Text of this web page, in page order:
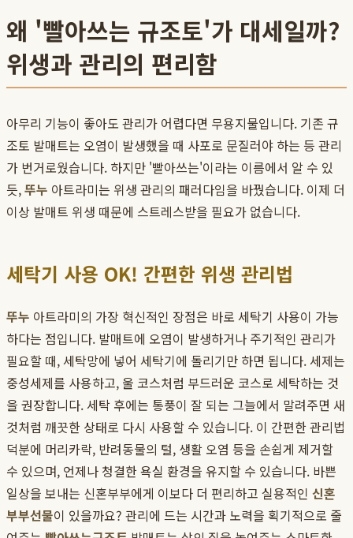
왜 '빨아쓰는 규조토'가 대세일까?
위생과 관리의 편리함
아무리 기능이 좋아도 관리가 어렵다면 무용지물입니다. 기존 규
조토 발매트는 오염이 발생했을 때 사포로 문질러야 하는 등 관리
가 번거로웠습니다. 하지만 '빨아쓰는'이라는 이름에서 알 수 있
듯,뚜누 아트라미는 위생 관리의 패러다임을 바꿨습니다. 이제 더
이상 발매트 위생 때문에 스트레스받을 필요가 없습니다.
세탁기 사용 OK! 간편한 위생 관리법
뚜누 아트라미의 가장 혁신적인 장점은 바로 세탁기 사용이 가능
하다는 점입니다. 발매트에 오염이 발생하거나 주기적인 관리가
필요할 때, 세탁망에 넣어 세탁기에 돌리기만 하면 됩니다. 세제는
중성세제를 사용하고, 울 코스처럼 부드러운 코스로 세탁하는 것
을 권장합니다. 세탁 후에는 통풍이 잘 되는 그늘에서 말려주면 새
것처럼 깨끗한 상태로 다시 사용할 수 있습니다. 이 간편한 관리법
덕분에 머리카락, 반려동물의 털, 생활 오염 등을 손쉽게 제거할
수 있으며, 언제나 청결한 욕실 환경을 유지할 수 있습니다. 바쁜
일상을 보내는 신혼부부에게 이보다 더 편리하고 실용적인 신혼
부부선물이 있을까요? 관리에 드는 시간과 노력을 획기적으로 줄